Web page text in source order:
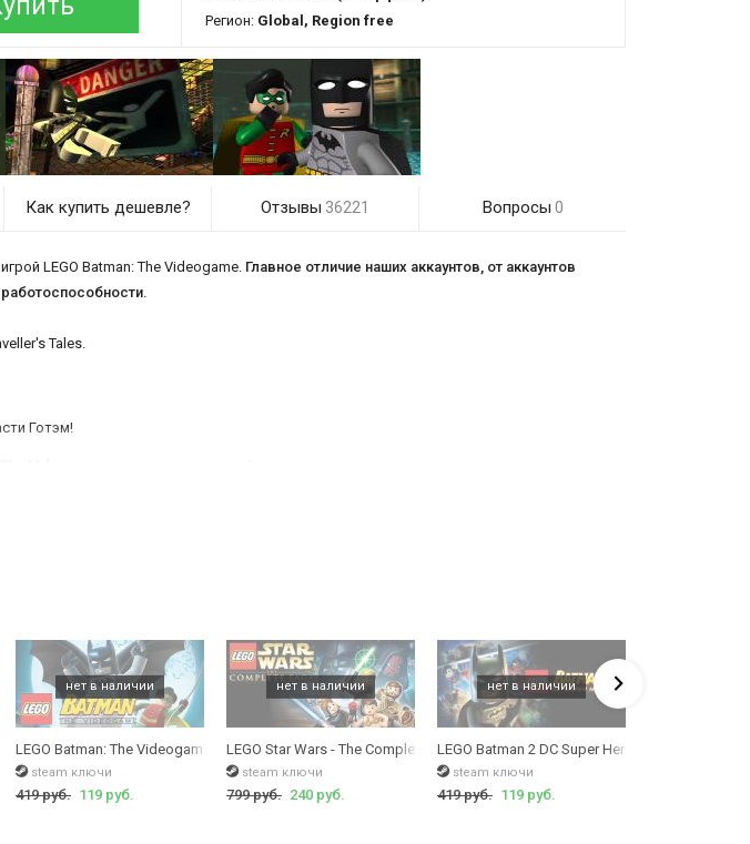
Регион: Global, Region free
Как купить дешевле? Отзывы 36221 Вопросы 0
LEGO Batman: The Videogame. Главное отличие наших аккаунтов, от аккаунтов
Tales.
Готэм!
LEGO Batman: The Videogame (LEGO Batman)
steam ключи
419 руб. 119 руб.
LEGO Star Wars - The Complete Saga (LEGO Star Wars: The Complete Saga)
steam ключи
799 руб. 240 руб.
LEGO Batman 2 DC Super Heroes
steam ключи
419 руб. 119 руб.